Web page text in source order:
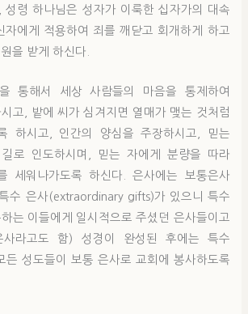
성령 하나님은 성자가 이룩한 십자가의 대속
에게 적용하여 죄를 깨닫고 회개하게 하고
을 받게 하신다.
통해서 세상 사람들의 마음을 통제하여
고, 밭에 씨가 심겨지면 열매가 맺는 것처럼
하시고, 인간의 양심을 주장하시고, 믿는
로 인도하시며, 믿는 자에게 분량을 따라
세워나가도록 하신다. 은사에는 보통은사
수 은사(extraordinary gifts)가 있으니 특수
는 이들에게 일시적으로 주셨던 은사들이고
사라고도 함) 성경이 완성된 후에는 특수
든 성도들이 보통 은사로 교회에 봉사하도록